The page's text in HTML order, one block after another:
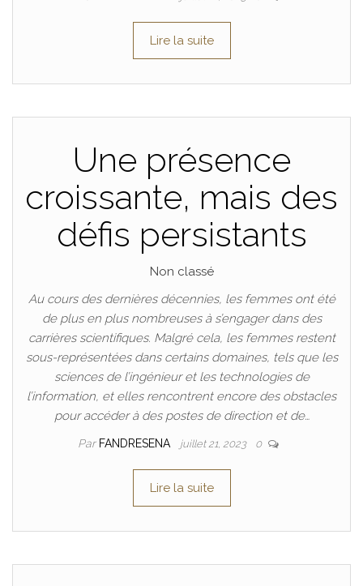
Lire la suite
Une présence
croissante, mais des
défis persistants
Non classé
Au cours des dernières décennies, les femmes ont été
de plus en plus nombreuses à s’engager dans des
carrières scientifiques. Malgré cela, les femmes restent
sous-représentées dans certains domaines, tels que les
sciences de l’ingénieur et les technologies de
l’information, et elles rencontrent encore des obstacles
pour accéder à des postes de direction et de…
Par FANDRESENA juillet 21, 2023 0
Lire la suite